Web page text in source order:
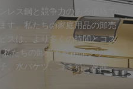
レス鋼と競争力のある価格で
す。私たちの家庭用品の卸売
スは、より多くの時間とコス
たちの卸売家庭用品シリー
、水バケツ、ゴミ箱、灰皿。